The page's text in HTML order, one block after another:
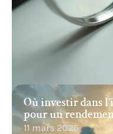
Où investir dans
pour un
11 mars 2026